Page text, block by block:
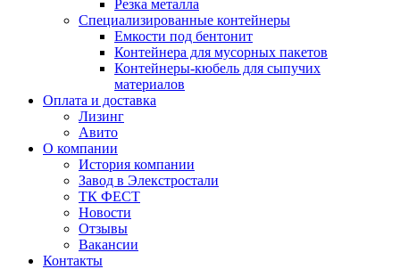
Резка металла
Специализированные контейнеры
Емкости под бентонит
Контейнера для мусорных пакетов
Контейнеры-кюбель для сыпучих
материалов
Оплата и доставка
Лизинг
Авито
О компании
История компании
Завод в Элекстростали
ТК ФЕСТ
Новости
Отзывы
Вакансии
Контакты